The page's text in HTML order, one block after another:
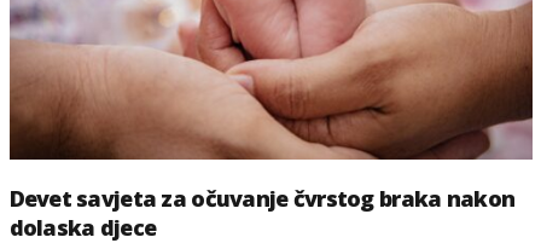
Devet savjeta za očuvanje čvrstog braka nakon
dolaska djece